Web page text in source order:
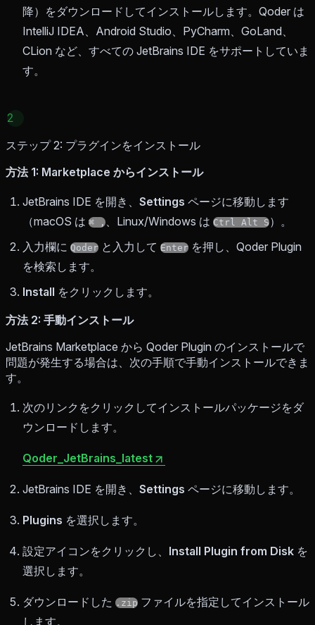
降）をダウンロードしてインストールします。Qoder は
IntelliJ IDEA、Android Studio、PyCharm、GoLand、
CLion など、すべての JetBrains IDE をサポートしていま
す。
2
ステップ 2: プラグインをインストール
方法 1: Marketplace からインストール
JetBrains IDE を開き、 Settings ページに移動します
（macOS は ⌘ ,、Linux/Windows は Ctrl Alt S）。
入力欄に Qoder と入力して Enter を押し、Qoder Plugin
を検索します。
Install をクリックします。
方法 2: 手動インストール
JetBrains Marketplace から Qoder Plugin のインストールで
問題が発生する場合は、次の手順で手動インストールできま
す。
次のリンクをクリックしてインストールパッケージをダ
ウンロードします。
Qoder_JetBrains_latest
JetBrains IDE を開き、 Settings ページに移動します。
Plugins を選択します。
設定アイコンをクリックし、 Install Plugin from Disk を
選択します。
ダウンロードした .zip ファイルを指定してインストール
します。